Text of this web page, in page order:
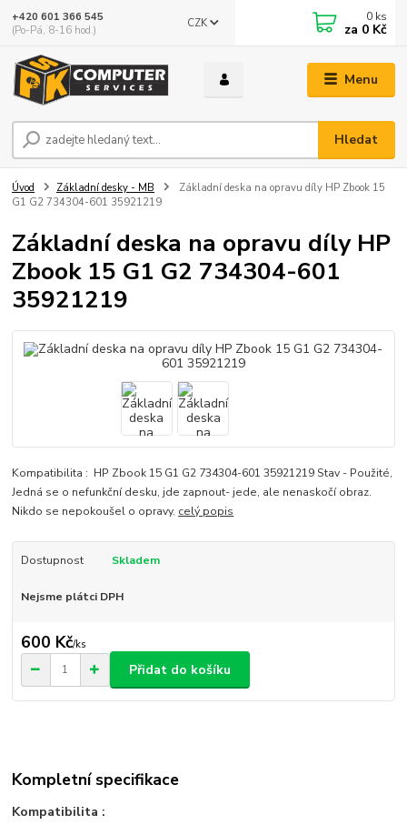
Menu
CZK
Hledat
+420 601 366 545
(Po-Pá, 8-16 hod.)
0 ks
za 0 Kč
Úvod Základní desky - MB
Základní deska na opravu díly HP Zbook 15
G1 G2 734304-601 35921219
Základní deska na opravu díly HP
Zbook 15 G1 G2 734304-601
35921219
Kompatibilita : HP Zbook 15 G1 G2 734304-601 35921219 Stav - Použité,
Jedná se o nefunkční desku, jde zapnout- jede, ale nenaskočí obraz.
Nikdo se nepokoušel o opravy. celý popis
Dostupnost Skladem
Nejsme plátci DPH
600 Kč/ks
Přidat do košíku
Kompletní specifikace
Kompatibilita :